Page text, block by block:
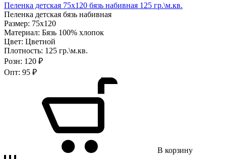
Пеленка детская 75х120 бязь набивная 125 гр.\м.кв.
Пеленка детская бязь набивная
Размер: 75х120
Материал: Бязь 100% хлопок
Цвет: Цветной
Плотность: 125 гр.\м.кв.
Розн: 120 ₽
Опт: 95 ₽
В корзину